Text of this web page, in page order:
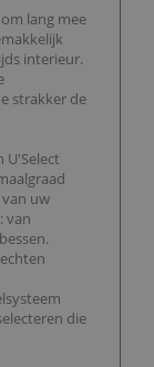
lang mee
interieur.
strakker de
U'Select
uw
van
die